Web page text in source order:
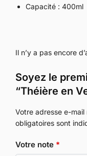
Capacité : 400ml
Il n’y a pas encore
Soyez le
“Théière en
Votre adresse e-
obligatoires sont
Votre note *